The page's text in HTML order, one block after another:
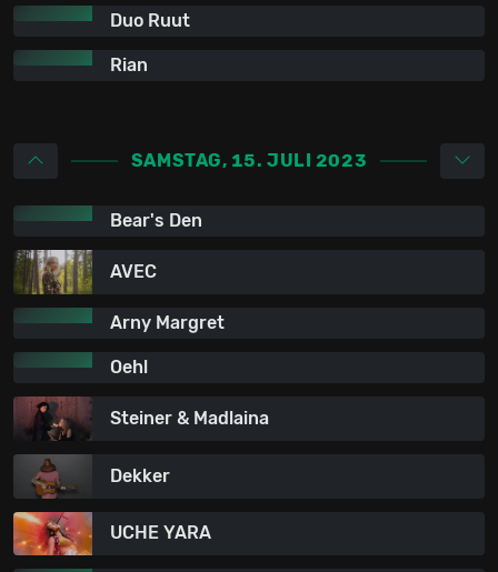
Duo Ruut
Rian
SAMSTAG, 15. JULI 2023
Bear's Den
AVEC
Arny Margret
Oehl
Steiner & Madlaina
Dekker
UCHE YARA